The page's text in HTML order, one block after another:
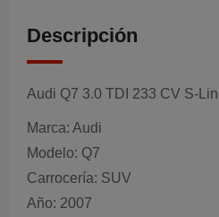
Descripción
Audi Q7 3.0 TDI 233 CV S-
Marca: Audi
Modelo: Q7
Carrocería: SUV
Año: 2007